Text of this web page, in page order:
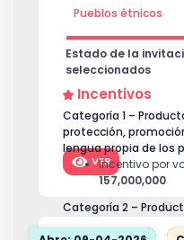
Pueblos étnicos
Estado de la
seleccionados
Incentivos
Categoría 1 –
protección,
lengua propia de los
Incentivo por
157,000,000
Categoría 2 –
de dos eventos
VER